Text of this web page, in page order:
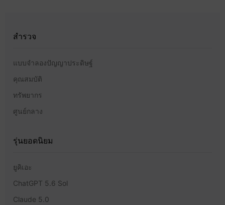
สำรวจ
แบบจำลองปัญญาประดิษฐ์
คุณสมบัติ
ทรัพยากร
ศูนย์กลาง
รุ่นยอดนิยม
ยูคิเอะ
ChatGPT 5.6 Sol
Claude 5.0